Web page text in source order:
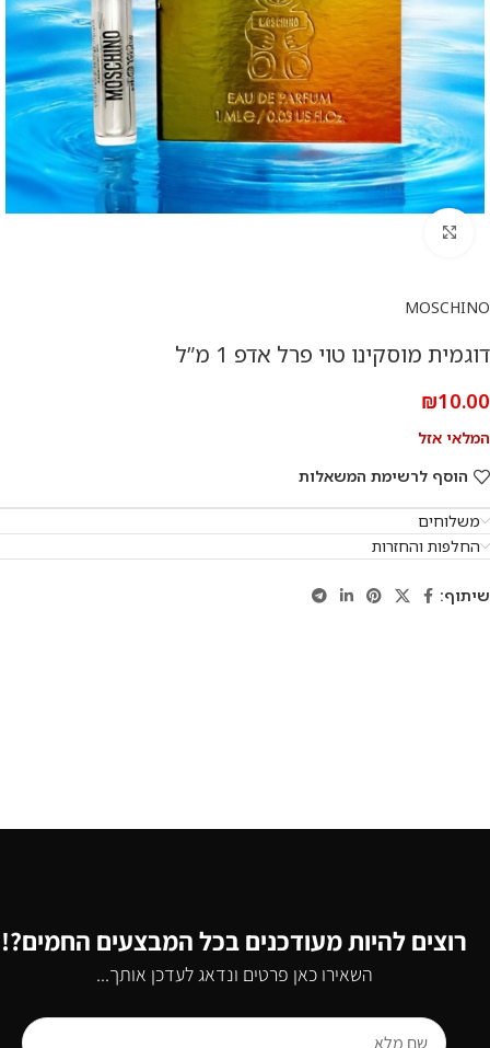
MOSCHINO
דוגמית מוסקינו טוי פרל אדפ 1 מ”ל
₪10.00
המלאי אזל
הוסף לרשימת המשאלות
משלוחים
החלפות והחזרות
שיתוף:
רוצים להיות מעודכנים בכל המבצעים החמים?!
השאירו כאן פרטים ונדאג לעדכן אותך...